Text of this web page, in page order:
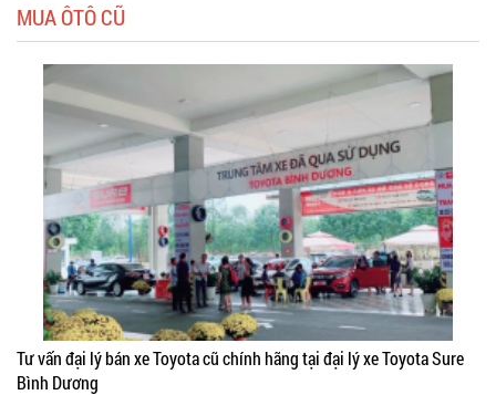
MUA ÔTÔ CŨ
Tư vấn đại lý bán xe Toyota cũ chính hãng tại đại lý xe Toyota Sure
Bình Dương